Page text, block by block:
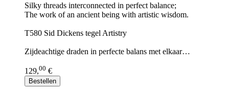
Silky threads interconnected in perfect balance;
The work of an ancient being with artistic wisdom.
T580 Sid Dickens tegel Artistry
Zijdeachtige draden in perfecte balans met elkaar…
129,00 €
Bestellen